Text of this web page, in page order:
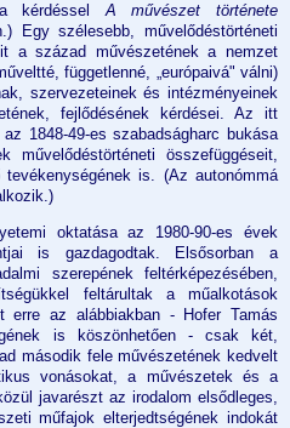
a kérdésselA művészet története
Egy szélesebb, művelődéstörténeti
a század művészetének a nemzet
függetlenné, „európaivá" válni)
szervezeteinek és intézményeinek
fejlődésének kérdései. Az itt
1848-49-es szabadságharc bukása
művelődéstörténeti összefüggéseit,
is. (Az autonómmá
oktatása az 1980-90-es évek
is gazdagodtak. Elsősorban a
szerepének feltérképezésében,
feltárultak a műalkotások
erre az alábbiakban - Hofer Tamás
is köszönhetően - csak két,
második fele művészetének kedvelt
vonásokat, a művészetek és a
javarészt az irodalom elsődleges,
műfajok elterjedtségének indokát